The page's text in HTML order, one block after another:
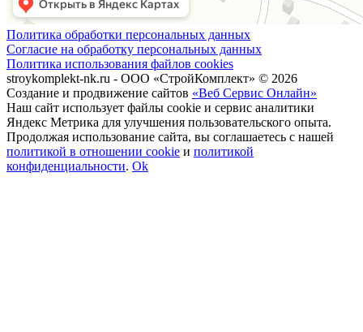
Политика обработки персональных данных
Согласие на обработку персональных данных
Политика использования файлов cookies
stroykomplekt-nk.ru - ООО «СтройКомплект» © 2026
Создание и продвижение сайтов «Веб Сервис Онлайн»
Наш сайт использует файлы cookie и сервис аналитики
Яндекс Метрика для улучшения пользовательского опыта.
Продолжая использование сайта, вы соглашаетесь с нашей
политикой в отношении cookie и политикой
конфиденциальности. Ok